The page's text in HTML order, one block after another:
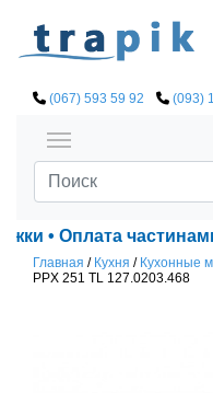
(067) 593 59 92 (093)
• Оплата частинами•
Главная / Кухня / Кухонные
PPX 251 TL 127.0203.468